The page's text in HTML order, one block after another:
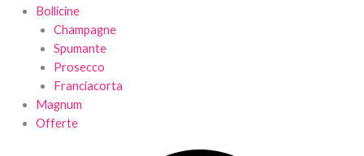
Bollicine
Champagne
Spumante
Prosecco
Franciacorta
Magnum
Offerte